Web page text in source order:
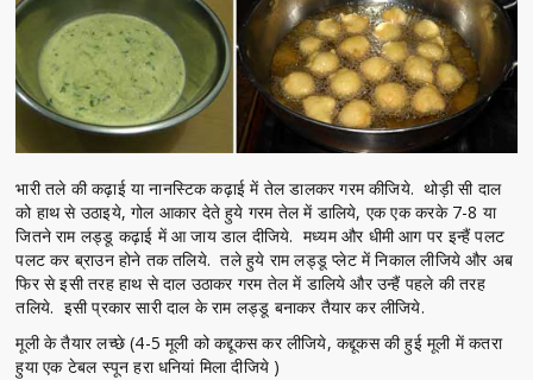
भारी तले की कढ़ाई या नानस्टिक कढ़ाई में तेल डालकर गरम कीजिये. थोड़ी सी दाल
को हाथ से उठाइये, गोल आकार देते हुये गरम तेल में डालिये, एक एक करके 7-8 या
जितने राम लड्डू कढ़ाई में आ जाय डाल दीजिये. मध्यम और धीमी आग पर इन्हैं पलट
पलट कर ब्राउन होने तक तलिये. तले हुये राम लड्डू प्लेट में निकाल लीजिये और अब
फिर से इसी तरह हाथ से दाल उठाकर गरम तेल में डालिये और उन्हैं पहले की तरह
तलिये. इसी प्रकार सारी दाल के राम लड्डू बनाकर तैयार कर लीजिये.
मूली के तैयार लच्छे (4-5 मूली को कद्दूकस कर लीजिये, कद्दूकस की हुई मूली में कतरा
हुया एक टेबल स्पून हरा धनियां मिला दीजिये )